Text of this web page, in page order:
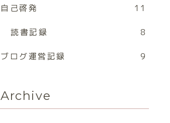
自己啓発 11
読書記録 8
ブログ運営記録 9
Archive